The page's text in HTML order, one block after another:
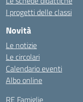
I progetti delle classi
Novità
Le notizie
Le circolari
Calendario eventi
Albo online
RE Famiglie